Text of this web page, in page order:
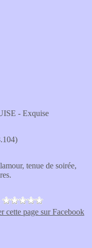
- Exquise
tenue de soirée,
cette page sur Facebook